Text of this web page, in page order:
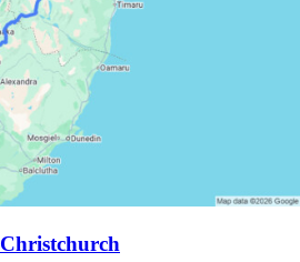
Christchurch